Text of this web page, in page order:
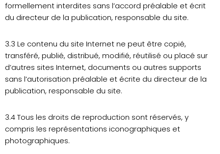
formellement interdites sans l’accord préalable et écrit
du directeur de la publication, responsable du site.
3.3 Le contenu du site Internet ne peut être copié,
transféré, publié, distribué, modifié, réutilisé ou placé sur
d’autres sites Internet, documents ou autres supports
sans l’autorisation préalable et écrite du directeur de la
publication, responsable du site.
3.4 Tous les droits de reproduction sont réservés, y
compris les représentations iconographiques et
photographiques.